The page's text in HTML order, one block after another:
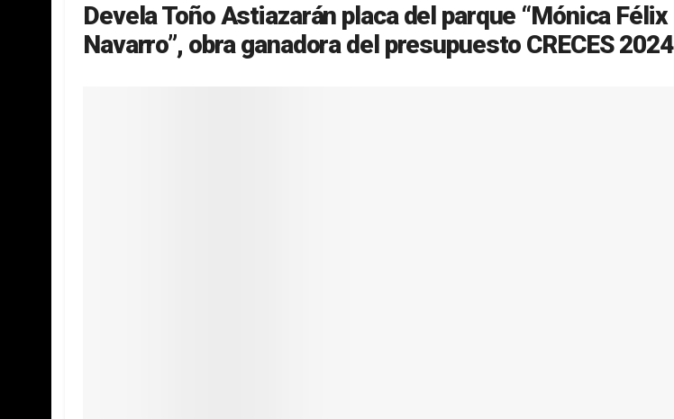
Devela Toño Astiazarán placa del parque “Mónica Félix
Navarro”, obra ganadora del presupuesto CRECES 2024